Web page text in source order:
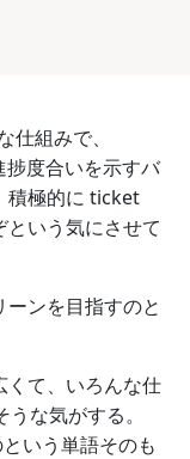
組みで、
度合いを示すバ
積極的に ticket
いう気にさせて
ンを目指すのと
くて、いろんな仕
な気がする。
いう単語そのも